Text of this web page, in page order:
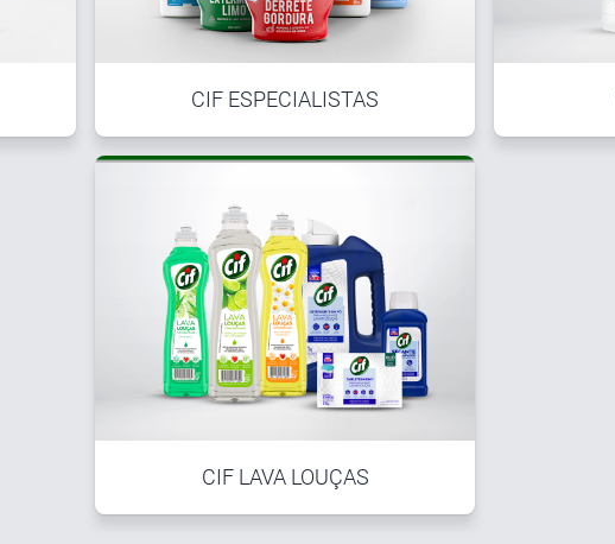
CIF ESPECIALISTAS
CIF LAVA LOUÇAS​